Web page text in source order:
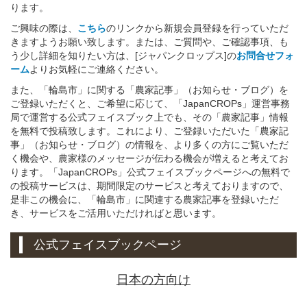
ります。
ご興味の際は、 こちらのリンクから新規会員登録を行っていただ
きますようお願い致します。または、ご質問や、ご確認事項、も
う少し詳細を知りたい方は、[ジャパンクロップス]のお問合せフォ
ームよりお気軽にご連絡ください。
また、「輪島市」に関する「農家記事」（お知らせ・ブログ）を
ご登録いただくと、ご希望に応じて、「JapanCROPs」運営事務
局で運営する公式フェイスブック上でも、その「農家記事」情報
を無料で投稿致します。これにより、ご登録いただいた「農家記
事」（お知らせ・ブログ）の情報を、より多くの方にご覧いただ
く機会や、農家様のメッセージが伝わる機会が増えると考えてお
ります。「JapanCROPs」公式フェイスブックページへの無料で
の投稿サービスは、期間限定のサービスと考えておりますので、
是非この機会に、「輪島市」に関連する農家記事を登録いただ
き、サービスをご活用いただければと思います。
公式フェイスブックページ
日本の方向け